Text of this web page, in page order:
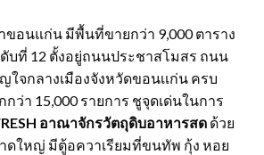
ขอนแก่น มีพื้นที่ขายกว่า 9,000 ตาราง
ดับที่ 12 ตั้งอยู่ถนนประชาสโมสร ถนน
ใจกลางเมืองจังหวัดขอนเเก่น ครบ
ว่า 15,000 รายการ ชูจุดเด่นในการ
อาณาจักรวัตถุดิบอาหารสด ด้วย
ดใหญ่ มีตู้อควาเรียมที่ขนทัพ กุ้ง หอย